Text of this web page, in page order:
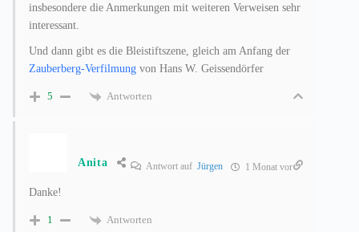
insbesondere die Anmerkungen mit weiteren Verweisen sehr
interessant.
Und dann gibt es die Bleistiftszene, gleich am Anfang der
Zauberberg-Verfilmung von Hans W. Geissendörfer
5 Antworten
Anita Antwort auf Jürgen 1 Monat vor
Danke!
1 Antworten